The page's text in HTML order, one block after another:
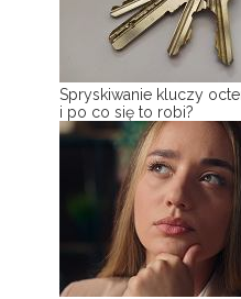
Spryskiwanie kluczy
i po co się to robi?